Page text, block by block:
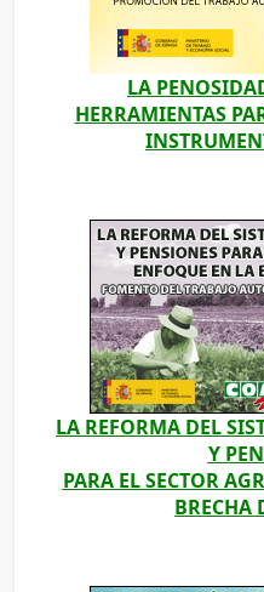
LA
HERRAMIENTAS
LA REFORMA DEL
Y
PARA EL SECTOR
BRECHA